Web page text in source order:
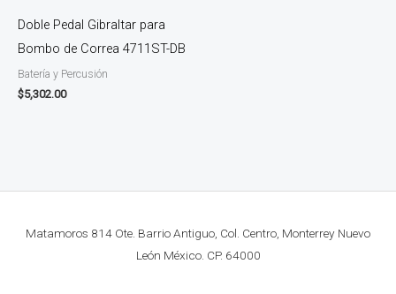
Doble Pedal Gibraltar para
Bombo de Correa 4711ST-DB
Batería y Percusión
$5,302.00
Matamoros 814 Ote. Barrio Antiguo, Col. Centro, Monterrey Nuevo
León México. CP. 64000